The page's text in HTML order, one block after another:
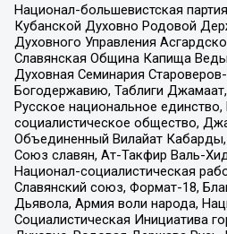
Национал-большевистская
Кубанской Духовно Родовой
Духовного Управления
Славянская Община Капища
Духовная Семинария
Богодержавию, Таблиги
Русское национальное
социалистическое общество,
Объединенный Вилайат Кабарды,
Союз славян, Ат-Такфир Валь-
Национал-социалистическая
Славянский союз, Формат-18,
Дьявола, Армия воли народа,
Социалистическая Инициатива